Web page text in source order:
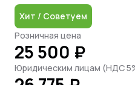
Хит / Советуем
Розничная цена
25 500 ₽
Юридическим лицам (НДС